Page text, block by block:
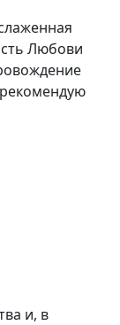
Любови
и, в